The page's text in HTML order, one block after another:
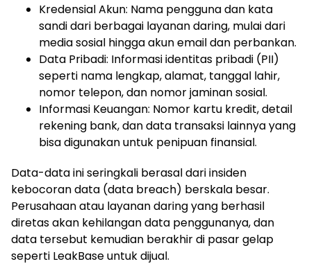
Kredensial Akun: Nama pengguna dan kata
sandi dari berbagai layanan daring, mulai dari
media sosial hingga akun email dan perbankan.
Data Pribadi: Informasi identitas pribadi (PII)
seperti nama lengkap, alamat, tanggal lahir,
nomor telepon, dan nomor jaminan sosial.
Informasi Keuangan: Nomor kartu kredit, detail
rekening bank, dan data transaksi lainnya yang
bisa digunakan untuk penipuan finansial.
Data-data ini seringkali berasal dari insiden
kebocoran data (data breach) berskala besar.
Perusahaan atau layanan daring yang berhasil
diretas akan kehilangan data penggunanya, dan
data tersebut kemudian berakhir di pasar gelap
seperti LeakBase untuk dijual.